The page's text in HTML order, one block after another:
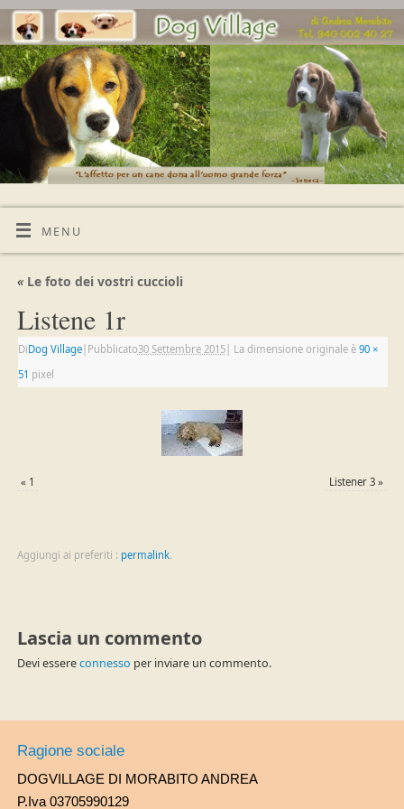
MENU
«Le foto dei vostri cuccioli
Listene 1r
DiDog Village| Pubblicato30 Settembre 2015| La dimensione originale è 90 ×
51 pixel
« 1 Listener 3 »
Aggiungi ai preferiti : permalink.
Lascia un commento
Devi essereconnesso per inviare un commento.
Ragione sociale
DOGVILLAGE DI MORABITO ANDREA
P.Iva 03705990129